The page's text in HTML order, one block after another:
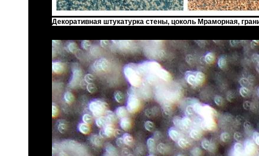
Декоративная штукатурка стены, цоколь Мраморная,